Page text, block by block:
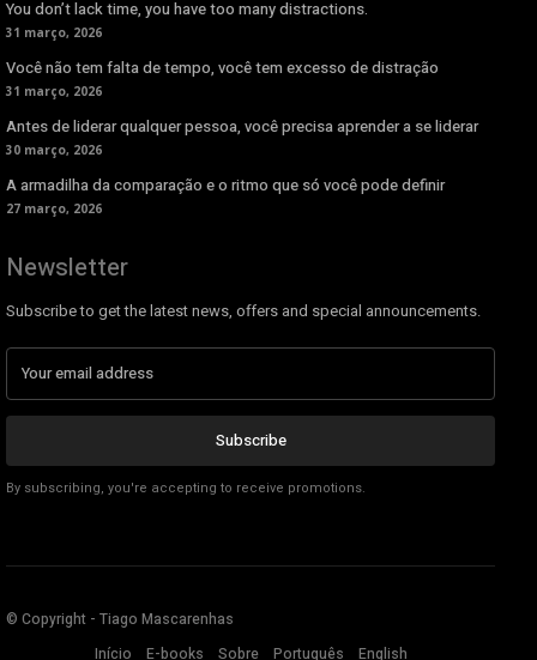
You don’t lack time, you have too many distractions.
31 março, 2026
Você não tem falta de tempo, você tem excesso de distração
31 março, 2026
Antes de liderar qualquer pessoa, você precisa aprender a se liderar
30 março, 2026
A armadilha da comparação e o ritmo que só você pode definir
27 março, 2026
Newsletter
Subscribe to get the latest news, offers and special announcements.
Subscribe
By subscribing, you're accepting to receive promotions.
© Copyright - Tiago Mascarenhas
Início
E-books Sobre Português English